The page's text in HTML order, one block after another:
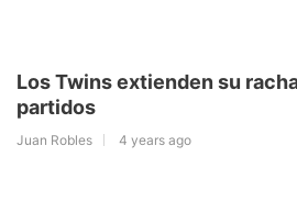
Los Twins extienden su
partidos
Juan Robles 4 years ago